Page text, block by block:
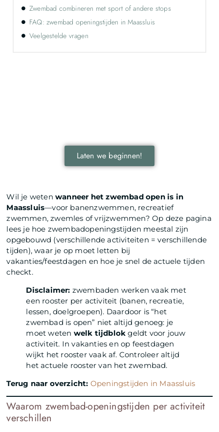
Wil je wetenwanneer het zwembad open is in
Maassluis—voor banenzwemmen, recreatief
zwemmen, zwemles of vrijzwemmen? Op deze pagina
lees je hoe zwembadopeningstijden meestal zijn
opgebouwd (verschillende activiteiten = verschillende
tijden), waar je op moet letten bij
vakanties/feestdagen en hoe je snel de actuele tijden
checkt.
Disclaimer: zwembaden werken vaak met
een rooster per activiteit (banen, recreatie,
lessen, doelgroepen). Daardoor is “het
zwembad is open” niet altijd genoeg: je
moet weten welk tijdblok geldt voor jouw
activiteit. In vakanties en op feestdagen
wijkt het rooster vaak af. Controleer altijd
het actuele rooster van het zwembad.
Terug naar overzicht: Openingstijden in Maassluis
Waarom zwembad-openingstijden per activiteit
verschillen
Zwembad combineren met sport of andere stops
FAQ: zwembad openingstijden in Maassluis
Veelgestelde vragen
Laten we beginnen!